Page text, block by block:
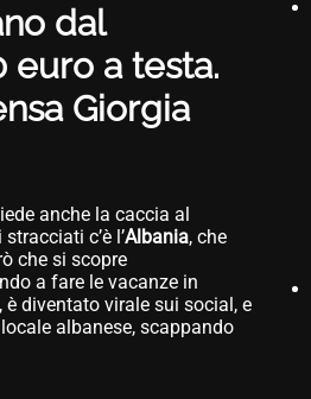
dal
euro a testa.
Giorgia
anche la caccia al
c’è l’Albania, che
che si scopre
a fare le vacanze in
è diventato virale sui social, e
albanese, scappando